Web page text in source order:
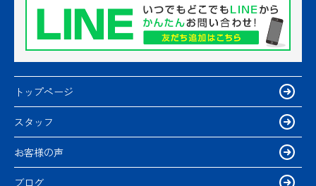
トップページ
スタッフ
お客様の声
ブログ